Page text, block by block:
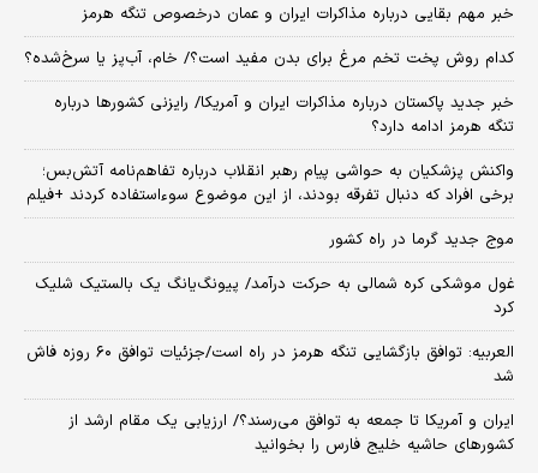
خبر مهم بقایی درباره مذاکرات ایران و عمان درخصوص تنگه هرمز
کدام روش پخت تخم مرغ برای بدن مفید است؟/ خام، آب‌پز یا سرخ‌شده؟
خبر جدید پاکستان درباره مذاکرات ایران و آمریکا/ رایزنی کشورها درباره
تنگه هرمز ادامه دارد؟
واکنش پزشکیان به حواشی پیام رهبر انقلاب درباره تفاهم‌نامه آتش‌بس؛
برخی افراد که دنبال تفرقه بودند، از این موضوع سوءاستفاده کردند +فیلم
موج جدید گرما در راه کشور
غول موشکی کره شمالی به حرکت درآمد/ پیونگ‌یانگ یک بالستیک شلیک
کرد
العربیه: توافق بازگشایی تنگه هرمز در راه است/جزئیات توافق ۶۰ روزه فاش
شد
ایران و آمریکا تا جمعه به توافق می‌رسند؟/ ارزیابی یک مقام ارشد از
کشورهای حاشیه خلیج فارس را بخوانید